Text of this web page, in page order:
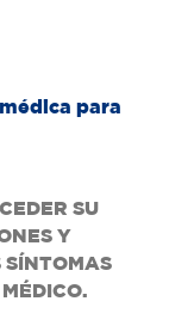
para
SU
Y
SÍNTOMAS